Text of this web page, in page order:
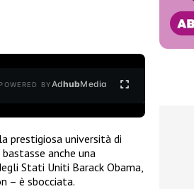
POWERED BYAdhubMedia
prestigiosa università di
anche una
Stati Uniti Barack Obama,
– è sbocciata.